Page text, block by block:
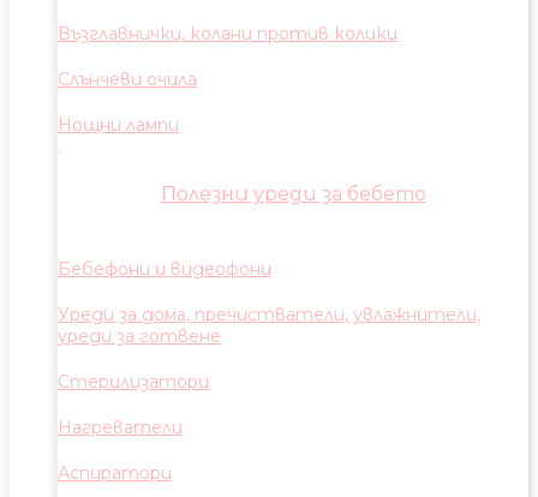
Възглавнички, колани против колики
Слънчеви очила
Нощни лампи
Полезни уреди за бебето
Бебефони и видеофони
Уреди за дома, пречистватели, увлажнители,
уреди за готвене
Стерилизатори
Нагреватели
Аспиратори